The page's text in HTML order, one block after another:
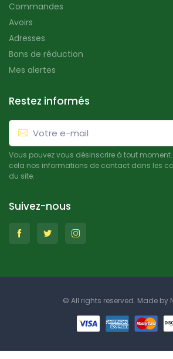
Commandes
Avoirs
Adresses
Bons de réduction
Mes alertes
Restez informés
Vous pouvez vous désinscrire à tout
cela nos informations de contact dans les
du site.
Suivez-nous
© All rights reserved. Made by